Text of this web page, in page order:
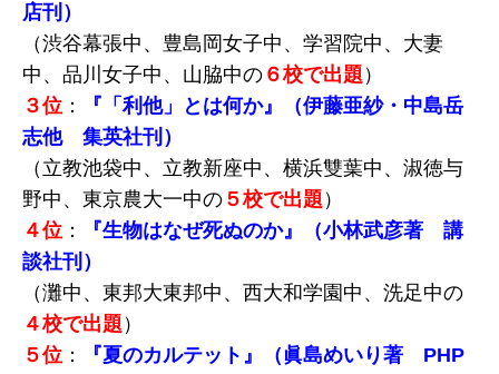
店刊）
（渋谷幕張中、豊島岡女子中、学習院中、大妻
中、品川女子中、山脇中の ６校で出題 ）
３位 ：
『「利他」とは何か』（伊藤亜紗・中島岳
志他 集英社刊）
（立教池袋中、立教新座中、横浜雙葉中、淑徳与
野中、東京農大一中の ５校で出題 ）
４位 ：
『生物はなぜ死ぬのか』（小林武彦著 講
談社刊）
（灘中、東邦大東邦中、西大和学園中、洗足中の
４校で出題 ）
５位 ：
『夏のカルテット』（眞島めいり著 PHP